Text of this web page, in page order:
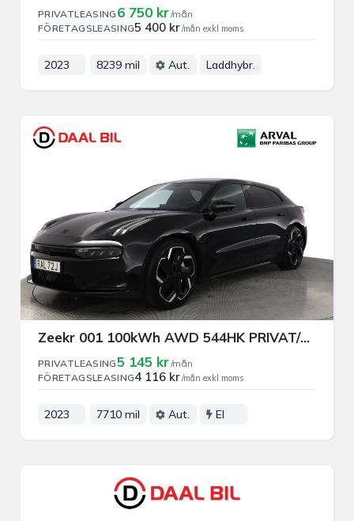
PRIVATLEASING 6 750 kr/mån
FÖRETAGSLEASING5 400 kr/mån exkl moms
2023 8239 mil Aut. Laddhybr.
Zeekr 001 100kWh AWD 544HK PRIVAT/FÖRETAGSLEASING
PRIVATLEASING5 145 kr/mån
FÖRETAGSLEASING4 116 kr/mån exkl moms
2023 7710 mil Aut. El